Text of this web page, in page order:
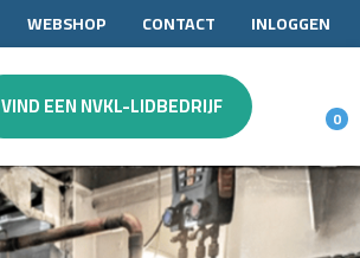
WEBSHOP CONTACT INLOGGEN
VIND EEN NVKL-LIDBEDRIJF 0